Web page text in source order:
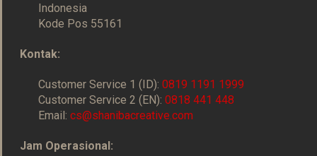
Indonesia
Kode Pos 55161
Kontak:
Customer Service 1 (ID):0819 1191 1999
Customer Service 2 (EN):0818 441 448
Email:cs@shanibacreative.com
Jam Operasional: